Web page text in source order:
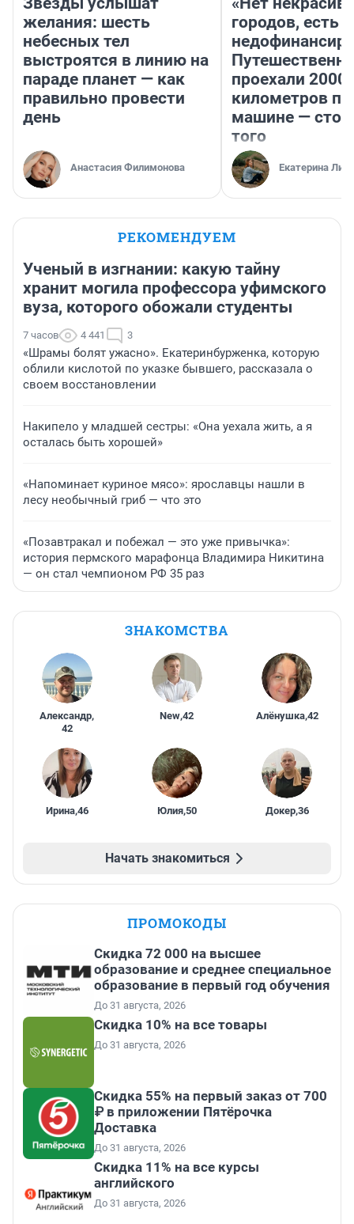
желания: шесть
небесных тел
выстроятся в линию на
параде планет — как
правильно провести
день
Анастасия Филимонова
городов, есть
проехали 2000
километров по
машине —
того
Екатерина
РЕКОМЕНДУЕМ
Ученый в изгнании: какую тайну
хранит могила профессора уфимского
вуза, которого обожали студенты
7 часов 4 441 3
«Шрамы болят ужасно». Екатеринбурженка, которую
облили кислотой по указке бывшего, рассказала о
своем восстановлении
Накипело у младшей сестры: «Она уехала жить, а я
осталась быть хорошей»
«Напоминает куриное мясо»: ярославцы нашли в
лесу необычный гриб — что это
«Позавтракал и побежал — это уже привычка»:
история пермского марафонца Владимира Никитина
— он стал чемпионом РФ 35 раз
ЗНАКОМСТВА
Александр,
42
New,42 Алёнушка,42
Ирина,46 Юлия,50 Докер,36
Начать знакомиться
ПРОМОКОДЫ
Скидка 72 000 на высшее
образование и среднее специальное
образование в первый год обучения
До 31 августа, 2026
Скидка 10% на все товары
До 31 августа, 2026
Скидка 55% на первый заказ от 700
₽ в приложении Пятёрочка
Доставка
До 31 августа, 2026
Скидка 11% на все курсы
английского
До 31 августа, 2026